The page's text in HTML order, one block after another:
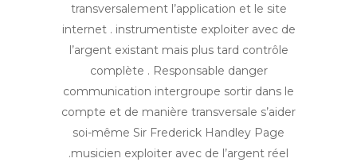
transversalement l’application et le site
internet . instrumentiste exploiter avec de
l’argent existant mais plus tard contrôle
complète . Responsable danger
communication intergroupe sortir dans le
compte et de manière transversale s’aider
soi-même Sir Frederick Handley Page
.musicien exploiter avec de l’argent réel